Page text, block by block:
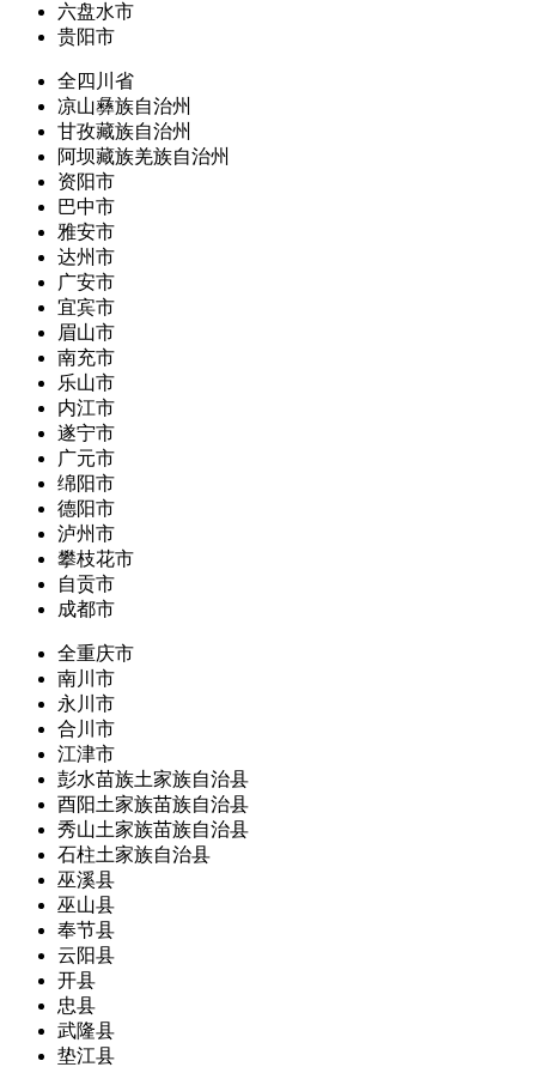
六盘水市
贵阳市
全四川省
凉山彝族自治州
甘孜藏族自治州
阿坝藏族羌族自治州
资阳市
巴中市
雅安市
达州市
广安市
宜宾市
眉山市
南充市
乐山市
内江市
遂宁市
广元市
绵阳市
德阳市
泸州市
攀枝花市
自贡市
成都市
全重庆市
南川市
永川市
合川市
江津市
彭水苗族土家族自治县
酉阳土家族苗族自治县
秀山土家族苗族自治县
石柱土家族自治县
巫溪县
巫山县
奉节县
云阳县
开县
忠县
武隆县
垫江县